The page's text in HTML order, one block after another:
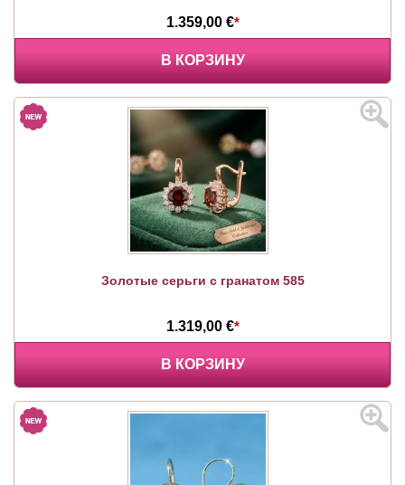
1.359,00 €*
В КОРЗИНУ
Золотые серьги с гранатом 585
1.319,00 €*
В КОРЗИНУ